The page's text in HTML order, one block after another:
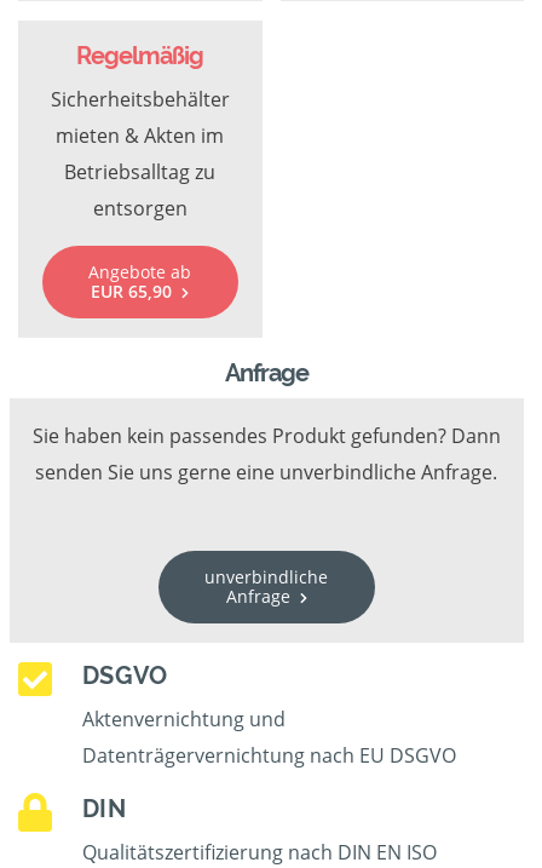
Regelmäßig
Sicherheitsbehälter
mieten & Akten im
Betriebsalltag zu
entsorgen
Angebote ab
EUR 65,90
Anfrage
Sie haben kein passendes Produkt gefunden? Dann
senden Sie uns gerne eine unverbindliche Anfrage.
unverbindliche
Anfrage
DSGVO
Aktenvernichtung und
Datenträgervernichtung nach EU DSGVO
DIN
Qualitätszertifizierung nach DIN EN ISO